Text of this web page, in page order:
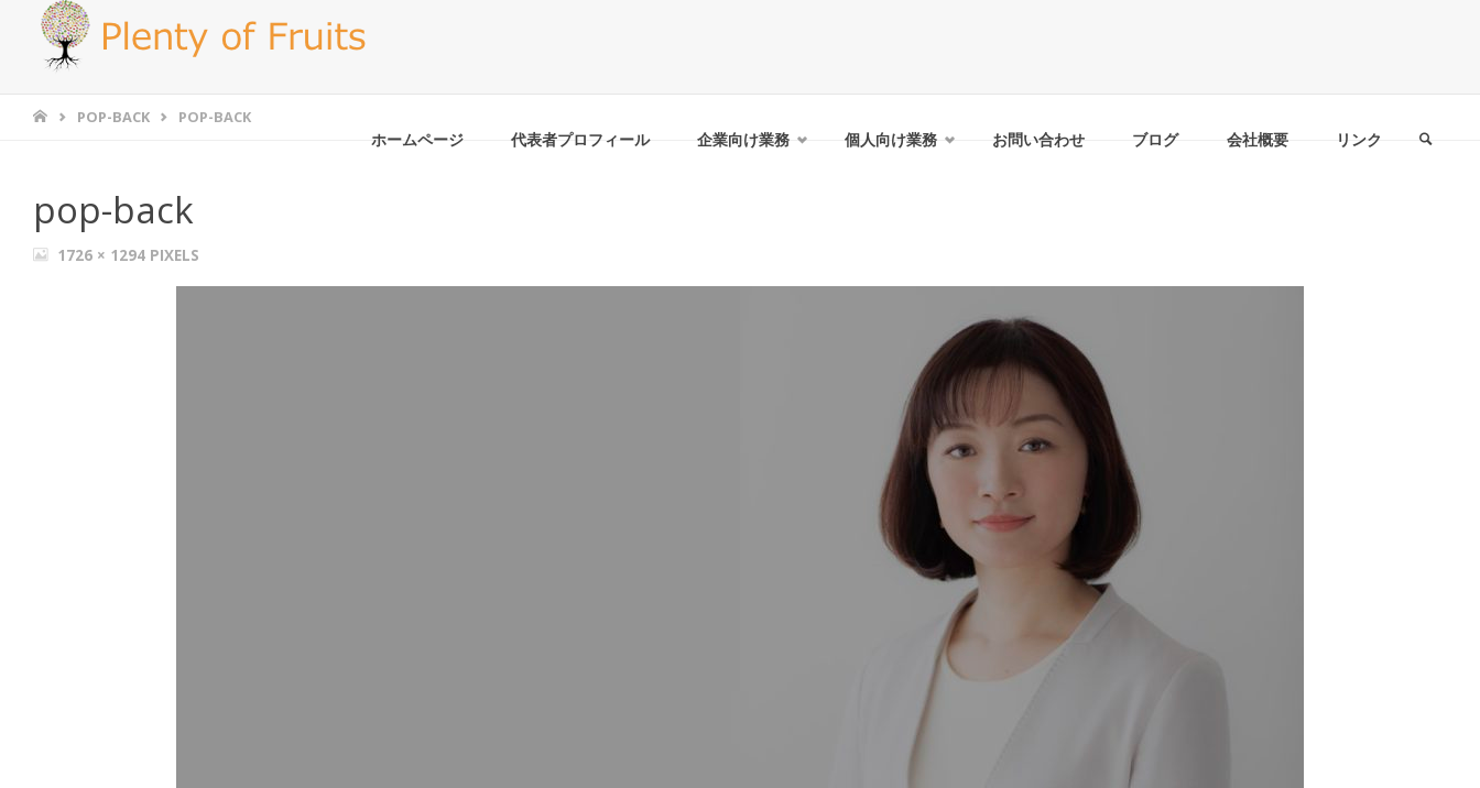
ホームページ 代表者プロフィール 企業向け業務 個人向け業務 お問い合わせ ブログ 会社概要 リンク
POP-BACK POP-BACK
pop-back
1726 × 1294 PIXELS